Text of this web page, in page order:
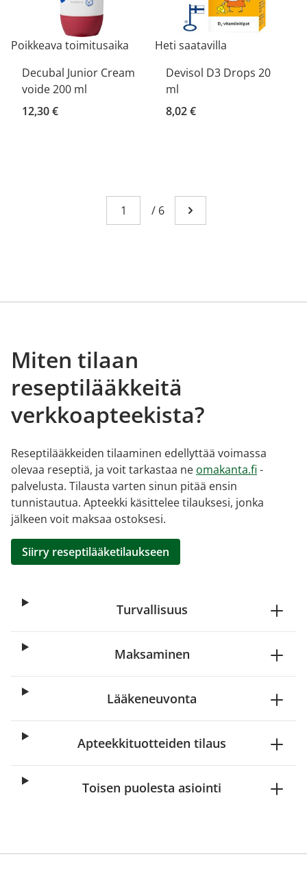
Poikkeava toimitusaika
Decubal Junior Cream
voide 200 ml
12,30 €
Heti saatavilla
Devisol D3 Drops 20
ml
8,02 €
Sivu
You're currently reading page 1
/ 6 Mene seuraavalle
Miten tilaan
reseptilääkkeitä
verkkoapteekista?
Reseptilääkkeiden tilaaminen edellyttää voimassa
olevaa reseptiä, ja voit tarkastaa ne omakanta.fi -
palvelusta. Tilausta varten sinun pitää ensin
tunnistautua. Apteekki käsittelee tilauksesi, jonka
jälkeen voit maksaa ostoksesi.
Siirry reseptilääketilaukseen
Turvallisuus
Maksaminen
Lääkeneuvonta
Apteekkituotteiden tilaus
Toisen puolesta asiointi